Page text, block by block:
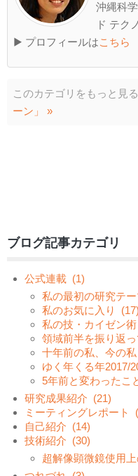
沖縄科
ド テク
▶ プロフィールはこちら
このカテゴリをもっと見る
ーン」 »
ブログ記事カテゴリ
公式連載 (1)
私の最初の研究テー
私のお気に入り
(17)
私の技・カイゼン術
領域前半を振り返っ
十年前の私、今の私
ゆく年くる年2017/
5年前と変わったこ
研究成果紹介 (21)
ミーティングレポート
自己紹介 (14)
技術紹介 (30)
超解像顕微鏡使用